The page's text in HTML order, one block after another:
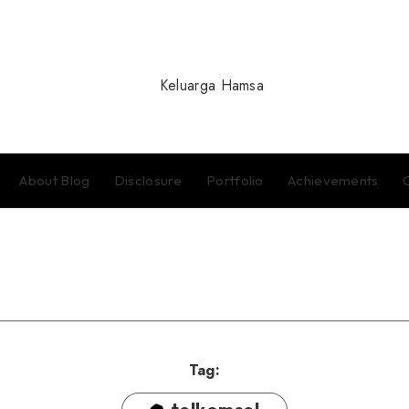
About Blog Disclosure Portfolio Achievements
Tag: